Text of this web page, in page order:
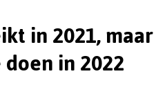
in 2021, maar
in 2022